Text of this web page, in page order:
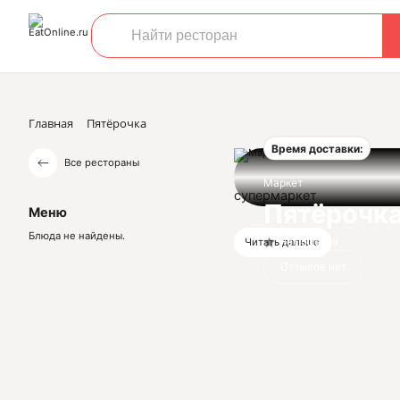
Главная Пятёрочка
Все рестораны
Меню
Блюда не найдены.
Время доставки:
Маркет
Нет оценок
супермаркет
Читать дальше